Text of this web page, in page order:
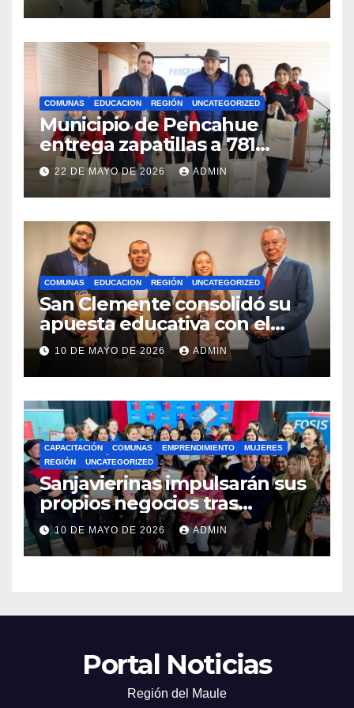
internacionales
COMUNAS EDUCACION REGIÓN UNCATEGORIZED
Municipio de Pencahue
entrega zapatillas a 781
estudiantes con recursos del
Royalty Minero
22 DE MAYO DE 2026 ADMIN
COMUNAS EDUCACION REGIÓN UNCATEGORIZED
San Clemente consolidó su
apuesta educativa con el
lanzamiento del
Preuniversitario Brotes 2026
10 DE MAYO DE 2026 ADMIN
CAPACITACIÓN COMUNAS EMPRENDIMIENTO
MUJERES
REGIÓN
UNCATEGORIZED
Sanjavierinas impulsarán sus
propios negocios tras
capacitarse junto al FOSIS
10 DE MAYO DE 2026 ADMIN
Portal Noticias
Región del Maule